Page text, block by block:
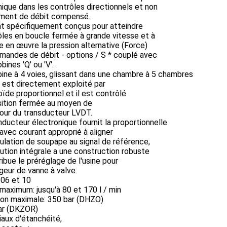
dans les contrôles directionnels et non
de débit compensé.
spécifiquement conçus pour atteindre
en boucle fermée à grande vitesse et à
en œuvre la pression alternative (Force)
de débit - options / S * couplé avec
'Q' ou 'V'.
à 4 voies, glissant dans une chambre à 5 chambres
est directement exploité par
proportionnel et il est contrôlé
fermée au moyen de
du transducteur LVDT.
électronique fournit la proportionnelle
courant approprié à aligner
de soupape au signal de référence,
intégrale a une construction robuste
le préréglage de l'usine pour
de vanne à valve.
et 10
jusqu'à 80 et 170 l / min
maximale: 350 bar (DHZO)
(DKZOR)
d'étanchéité,